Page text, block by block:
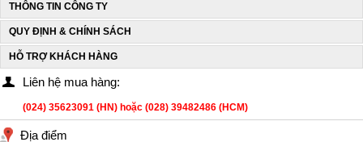
THÔNG TIN CÔNG TY
QUY ĐỊNH & CHÍNH SÁCH
HỖ TRỢ KHÁCH HÀNG
Liên hệ mua hàng:
(024) 35623091 (HN) hoặc (028) 39482486 (HCM)
Địa điểm